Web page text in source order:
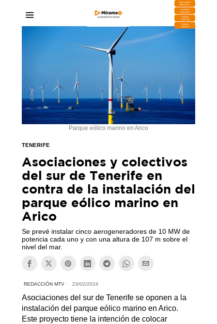
DESCARGA
MIRAPLAY
Buzón de
Sugerencias
Contratar
Publicidad
Contacto
Comercial
Parque eólico marino en Arico
TENERIFE
Asociaciones y colectivos
del sur de Tenerife en
contra de la instalación del
parque eólico marino en
Arico
Se prevé instalar cinco aerogeneradores de 10 MW de
potencia cada uno y con una altura de 107 m sobre el
nivel del mar.
REDACCIÓN MTV 23/02/2024
Asociaciones del sur de Tenerife se oponen a la
instalación del parque eólico marino en Arico.
Este proyecto tiene la intención de colocar